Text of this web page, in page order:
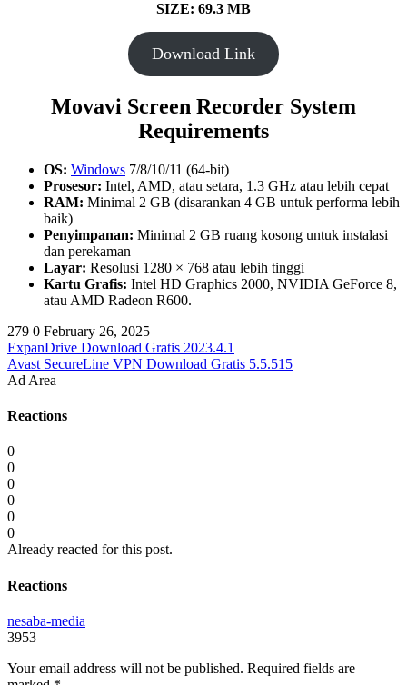
SIZE: 69.3 MB
Download Link
Movavi Screen Recorder System
Requirements
OS: Windows 7/8/10/11 (64-bit)
Prosesor: Intel, AMD, atau setara, 1.3 GHz atau lebih cepat
RAM: Minimal 2 GB (disarankan 4 GB untuk performa lebih
baik)
Penyimpanan: Minimal 2 GB ruang kosong untuk instalasi
dan perekaman
Layar: Resolusi 1280 × 768 atau lebih tinggi
Kartu Grafis: Intel HD Graphics 2000, NVIDIA GeForce 8,
atau AMD Radeon R600.
279 0 February 26, 2025
ExpanDrive Download Gratis 2023.4.1
Avast SecureLine VPN Download Gratis 5.5.515
Ad Area
Reactions
0
0
0
0
0
0
Already reacted for this post.
Reactions
nesaba-media
3953
Your email address will not be published. Required fields are